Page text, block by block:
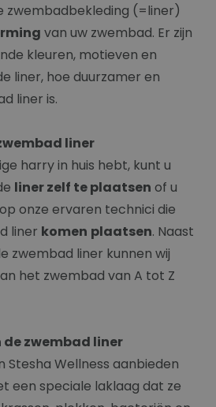
zwembadbekleding (=liner)
van uw zwembad. Er zijn
kleuren, motieven en
liner, hoe duurzamer en
liner is.
liner
harry in huis hebt, kunt u
liner zelf te plaatsen of u
onze ervaren technici die
liner komen plaatsen. Naast
zwembad liner kunnen wij
het zwembad van A tot Z
zwembad liner
Stesha Wellness aanbieden
een speciale laklaag dat ze